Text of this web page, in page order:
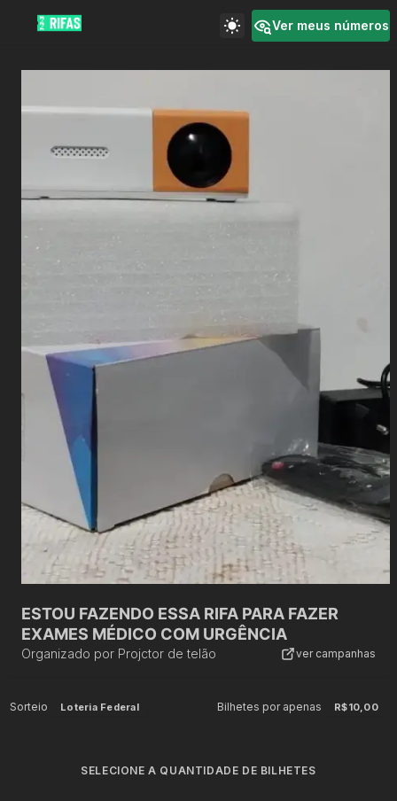
Ver meus números
ESTOU FAZENDO ESSA RIFA PARA FAZER
EXAMES MÉDICO COM URGÊNCIA
Organizado por Projctor de telão ver campanhas
Sorteio Loteria Federal Bilhetes por apenas R$10,00
SELECIONE A QUANTIDADE DE BILHETES